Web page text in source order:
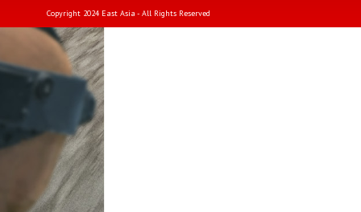
Copyright 2024 East Asia - All Rights Reserved